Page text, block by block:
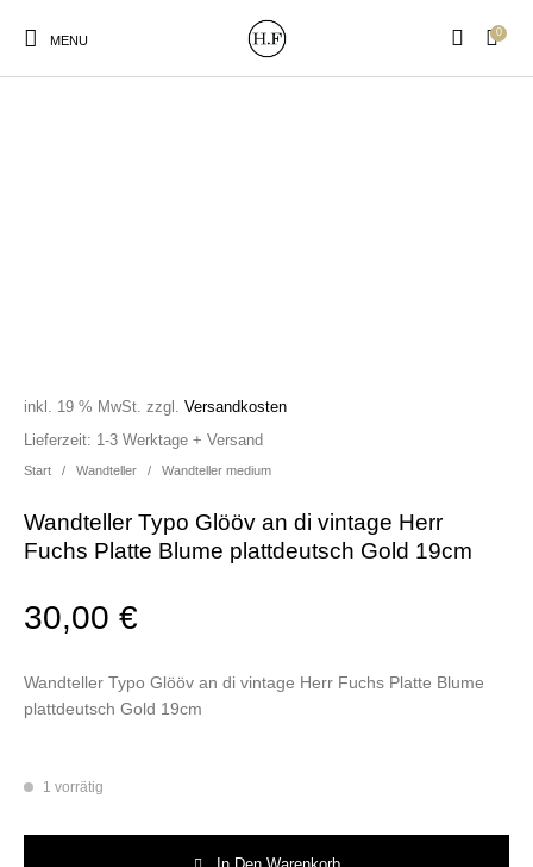
MENU
0
Poster&Notizbücher
für den Kopf
Start / Wandteller / Wandteller medium
Wandteller Typo Glööv an di vintage Herr
Fuchs Platte Blume plattdeutsch Gold 19cm
30,00€
inkl. 19 % MwSt. zzgl.Versandkosten
Wandteller Typo Glööv an di vintage Herr Fuchs Platte Blume
plattdeutsch Gold 19cm
Lieferzeit: 1-3 Werktage + Versand
1 vorrätig